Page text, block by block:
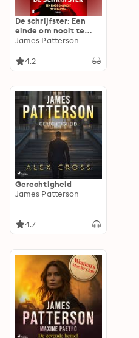
De schrijfster: Een
einde om nooit te
vergeten
James Patterson
4.2
Gerechtigheid
James Patterson
4.7